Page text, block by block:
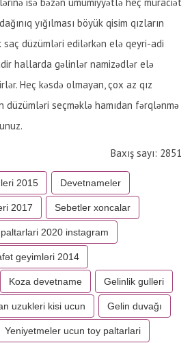
yığılması böyük qisim qızların
saç düzümləri edilərkən elə qeyri-adi
hallarda gəlinlər namizədlər elə
Heç kəsdə olmayan, çox az qız
düzümləri seçməklə hamıdan fərqlənmə
Baxış sayı: 2851
2015 Devetnameler
2017 Sebetler xoncalar
2020 instagram
geyimləri 2014
Koza devetname Gelinlik gulleri
uzukleri kisi ucun Gelin duvağı
Yeniyetmeler ucun toy paltarlari